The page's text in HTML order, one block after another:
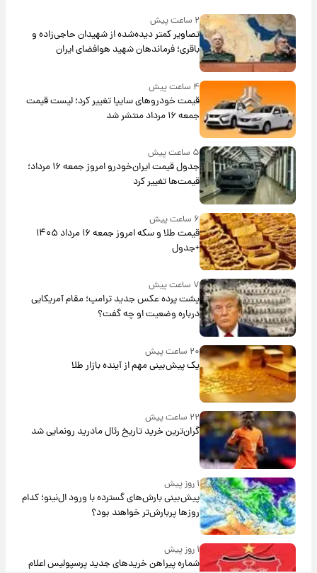
۲ ساعت پیش
تصاویر کمتر دیده‌شده از شهیدان حاجی‌زاده و
باقری؛ فرماندهان شهید هوافضای ایران
۴ ساعت پیش
قیمت خودروهای سایپا تغییر کرد؛ لیست قیمت
جمعه ۱۶ مرداد منتشر شد
۵ ساعت پیش
جدول قیمت ایران‌خودرو امروز جمعه ۱۶ مرداد؛
قیمت‌ها تغییر کرد
۶ ساعت پیش
قیمت طلا و سکه امروز جمعه ۱۶ مرداد ۱۴۰۵
+جدول
۷ ساعت پیش
پشت پرده عکس جدید ترامپ؛ مقام آمریکایی
درباره وضعیت او چه گفت؟
۲۰ ساعت پیش
یک پیش‌بینی مهم از آینده بازار طلا
۲۲ ساعت پیش
گران‌ترین خرید تاریخ رئال مادرید رونمایی شد
۱ روز پیش
پیش‌بینی بارش‌های گسترده با ورود ال‌نینو؛ کدام
روزها پربارش‌تر خواهند بود؟
۱ روز پیش
شماره پیراهن خریدهای جدید پرسپولیس اعلام